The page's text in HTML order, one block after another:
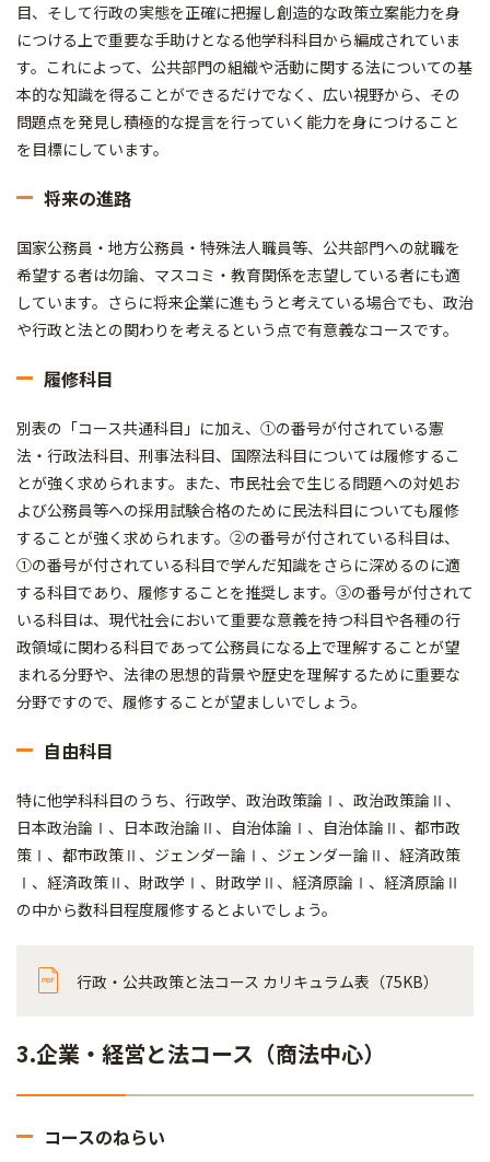
目、そして行政の実態を正確に把握し創造的な政策立案能力を身
につける上で重要な手助けとなる他学科科目から編成されていま
す。これによって、公共部門の組織や活動に関する法についての基
本的な知識を得ることができるだけでなく、広い視野から、その
問題点を発見し積極的な提言を行っていく能力を身につけること
を目標にしています。
将来の進路
国家公務員・地方公務員・特殊法人職員等、公共部門への就職を
希望する者は勿論、マスコミ・教育関係を志望している者にも適
しています。さらに将来企業に進もうと考えている場合でも、政治
や行政と法との関わりを考えるという点で有意義なコースです。
履修科目
別表の「コース共通科目」に加え、①の番号が付されている憲
法・行政法科目、刑事法科目、国際法科目については履修するこ
とが強く求められます。また、市民社会で生じる問題への対処お
よび公務員等への採用試験合格のために民法科目についても履修
することが強く求められます。②の番号が付されている科目は、
①の番号が付されている科目で学んだ知識をさらに深めるのに適
する科目であり、履修することを推奨します。③の番号が付されて
いる科目は、現代社会において重要な意義を持つ科目や各種の行
政領域に関わる科目であって公務員になる上で理解することが望
まれる分野や、法律の思想的背景や歴史を理解するために重要な
分野ですので、履修することが望ましいでしょう。
自由科目
特に他学科科目のうち、行政学、政治政策論Ⅰ、政治政策論Ⅱ、
日本政治論Ⅰ、日本政治論Ⅱ、自治体論Ⅰ、自治体論Ⅱ、都市政
策Ⅰ、都市政策Ⅱ、ジェンダー論Ⅰ、ジェンダー論Ⅱ、経済政策
Ⅰ、経済政策Ⅱ、財政学Ⅰ、財政学Ⅱ、経済原論Ⅰ、経済原論Ⅱ
の中から数科目程度履修するとよいでしょう。
行政・公共政策と法コース カリキュラム表（75KB）
3.企業・経営と法コース（商法中心）
コースのねらい